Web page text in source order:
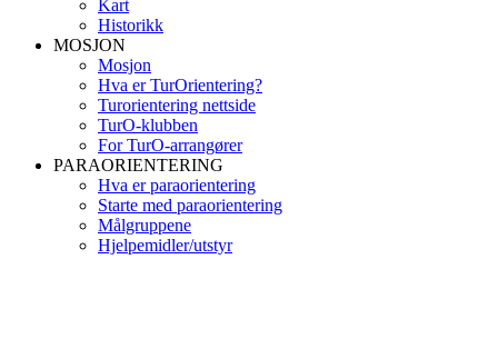
Kart
Historikk
MOSJON
Mosjon
Hva er TurOrientering?
Turorientering nettside
TurO-klubben
For TurO-arrangører
PARAORIENTERING
Hva er paraorientering
Starte med paraorientering
Målgruppene
Hjelpemidler/utstyr